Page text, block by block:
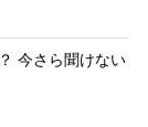
今さら聞けない